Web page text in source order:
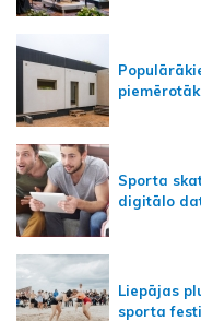
Sporta
digitālo
Liepājas
sporta